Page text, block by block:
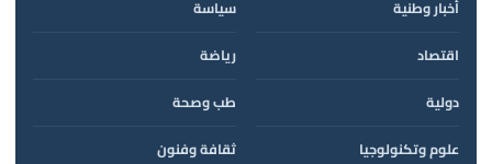
أخبار وطنية
سياسة
اقتصاد
رياضة
دولية
طب وصحة
علوم وتكنولوجيا
ثقافة وفنون